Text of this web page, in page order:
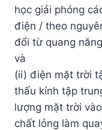
học giải phóng
điện / theo
đổi từ quang
và
(ii) điện mặt trời
thấu kính tập
lượng mặt trời
chất lỏng làm